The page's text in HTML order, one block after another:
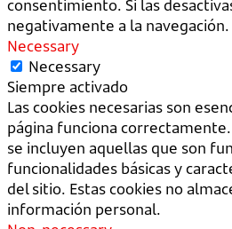
consentimiento. Si las
negativamente a la navegación.
Necessary
Necessary
Siempre activado
Las cookies necesarias son
página funciona
se incluyen aquellas que son
funcionalidades básicas y
del sitio. Estas cookies no
información personal.